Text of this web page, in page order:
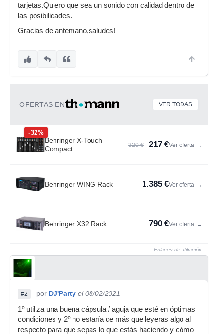
tarjetas.Quiero que sea un sonido con calidad dentro de
las posibilidades.
Gracias de antemano,saludos!
OFERTAS EN VER TODAS
-32%
Behringer X-Touch
Compact
320 € 217 €Ver oferta →
Behringer WING Rack 1.385 €Ver oferta →
Behringer X32 Rack 790 €Ver oferta →
Enlaces de afiliación
#2 por DJ'Party el 08/02/2021
1º utiliza una buena cápsula / aguja que esté en óptimas
condiciones y 2º no estaría de más que leyeras algo al
respecto para que sepas lo que estás haciendo y cómo